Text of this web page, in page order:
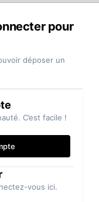
pour
déposer un
C’est facile !
vous ici.